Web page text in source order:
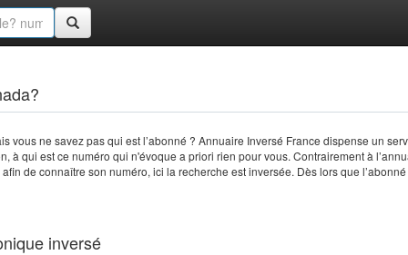
vous ne savez pas qui est l’abonné ? Annuaire Inversé France dispense un
à qui est ce numéro qui n'évoque a priori rien pour vous. Contrairement à
de connaître son numéro, ici la recherche est inversée. Dès lors que l’abonné
inversé